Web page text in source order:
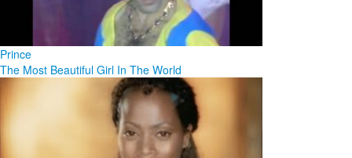
Prince
The Most Beautiful Girl In The World